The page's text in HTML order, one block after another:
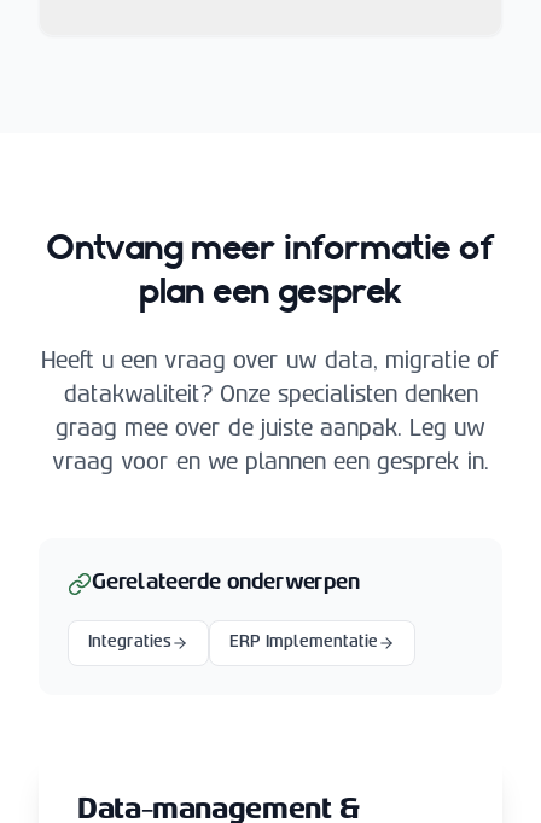
Ontvang meer informatie of
plan een gesprek
Heeft u een vraag over uw data, migratie of
datakwaliteit? Onze specialisten denken
graag mee over de juiste aanpak. Leg uw
vraag voor en we plannen een gesprek in.
Gerelateerde onderwerpen
Integraties ERP Implementatie
Data-management &